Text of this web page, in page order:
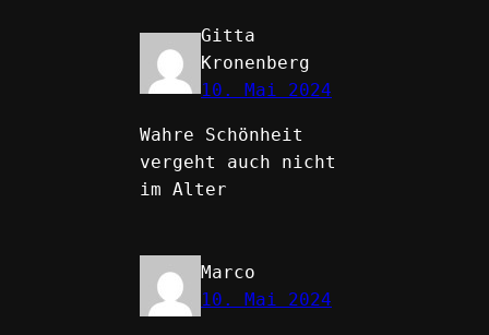
Gitta
Kronenberg
10. Mai 2024
Wahre Schönheit
vergeht auch nicht
im Alter
Marco
10. Mai 2024